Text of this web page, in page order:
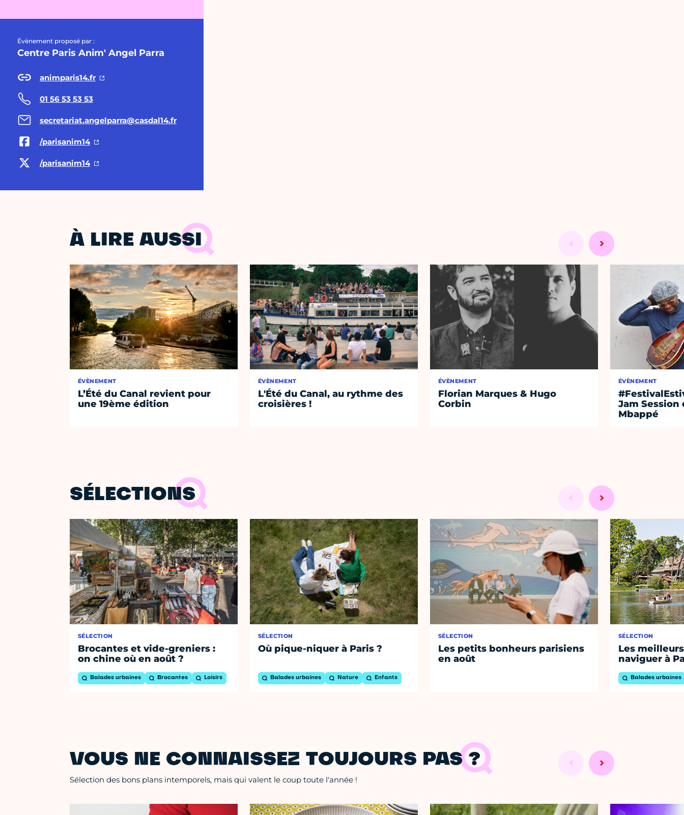
Évènement proposé par :
Centre Paris Anim' Angel Parra
animparis14.fr
01 56 53 53 53
secretariat.angelparra@casdal14.fr
/parisanim14
/parisanim14
À LIRE AUSSI
ÉVÈNEMENT
L’Été du Canal revient pour
une 19ème édition
ÉVÈNEMENT
L'Été du Canal, au rythme des
croisières !
ÉVÈNEMENT
Florian Marques & Hugo
Corbin
ÉVÈNEMENT
Jam Session
Mbappé
SÉLECTIONS
SÉLECTION
Brocantes et vide-greniers :
on chine où en août ?
Balades urbaines Brocantes Loisirs
SÉLECTION
Où pique-niquer à Paris ?
Balades urbaines Nature Enfants
SÉLECTION
Les petits bonheurs parisiens
en août
SÉLECTION
Les
naviguer à
Balades urbaines
VOUS NE CONNAISSEZ TOUJOURS PAS ?
Sélection des bons plans intemporels, mais qui valent le coup toute l'année !